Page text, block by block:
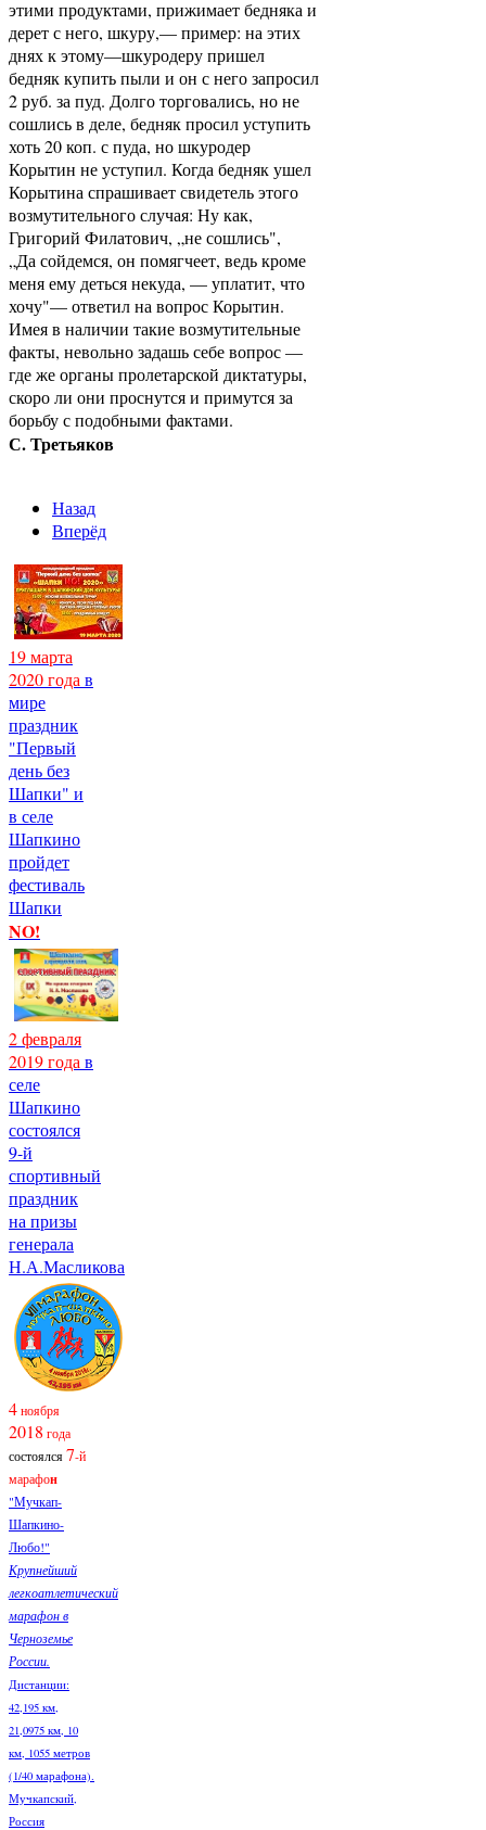
этими продуктами, прижимает бедняка и
дерет с него, шкуру,— пример: на этих
днях к этому—шкуродеру пришел
бедняк купить пыли и он с него запросил
2 руб. за пуд. Долго торговались, но не
сошлись в деле, бедняк просил уступить
хоть 20 коп. с пуда, но шкуродер
Корытин не уступил. Когда бедняк ушел
Корытина спрашивает свидетель этого
возмутительного случая: Ну как,
Григорий Филатович, „не сошлись",
„Да сойдемся, он помягчеет, ведь кроме
меня ему деться некуда, — уплатит, что
хочу"— ответил на вопрос Корытин.
Имея в наличии такие возмутительные
факты, невольно задашь себе вопрос —
где же органы пролетарской диктатуры,
скоро ли они проснутся и примутся за
борьбу с подобными фактами.
С. Третьяков
Назад
Вперёд
19 марта
2020 года в
мире
праздник
"Первый
день без
Шапки" и
в селе
Шапкино
пройдет
фестиваль
Шапки
NO!
2 февраля
2019 года в
селе
Шапкино
состоялся
9-й
спортивный
праздник
на призы
генерала
Н.А.Масликова
4ноября
2018 года
состоялся7-й
марафон
"Мучкап-
Шапкино-
Любо!"
Крупнейший
легкоатлетический
марафон в
Черноземье
России.
Дистанции:
42,195 км,
21,0975 км, 10
км, 1055 метров
(1/40 марафона).
Мучкапский,
Россия